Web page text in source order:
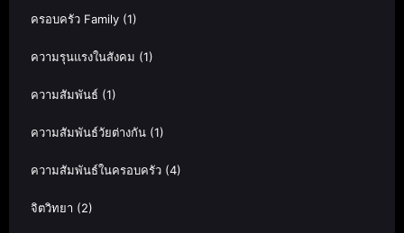
ครอบครัว Family (1)
ความรุนแรงในสังคม (1)
ความสัมพันธ์ (1)
ความสัมพันธ์วัยต่างกัน (1)
ความสัมพันธ์ในครอบครัว (4)
จิตวิทยา (2)